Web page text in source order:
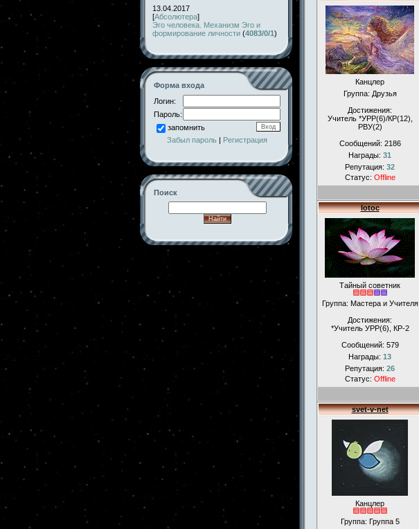
13.04.2017
[Абсолютера]
Эго человека. Механизм Эго и
формирование личности (4083/0/1)
Форма входа
Логин:
Пароль:
запомнить
Забыл пароль | Регистрация
Поиск
Канцлер
Группа: Друзья
Достижения:
Учитель *УРР(6)/КР(12),
РВУ(2)
Сообщений: 2186
Награды: 31
Репутация: 32
Статус: Offline
lotoc
Тайный советник
Группа: Мастера и Учителя
Достижения:
*Учитель УРР(6), КР-2
Сообщений: 579
Награды: 13
Репутация: 26
Статус: Offline
svet-v-net
Канцлер
Группа: Группа 5